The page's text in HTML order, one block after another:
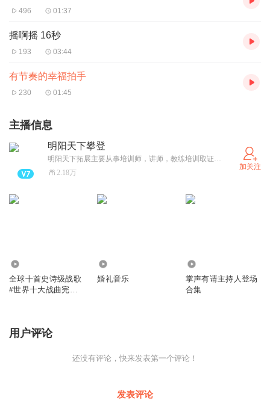
496 01:37
摇啊摇 16秒
193 03:44
有节奏的幸福拍手
230 01:45
主播信息
明阳天下攀登
明阳天下拓展主要从事培训师，讲师，教练培训取证每月一期。承接:团建、拓展，会议、会销、培训等活动。出售:培训道具，国防教具，军事模型，课程方案等。全国连锁企业。诚招加盟合作。
2.18万
加关注
全球十首史诗级战歌
#世界十大战曲完整
婚礼音乐
掌声有请主持人登场
合集
用户评论
还没有评论，快来发表第一个评论！
发表评论